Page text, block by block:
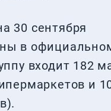
30 сентября
в
входит 182
и